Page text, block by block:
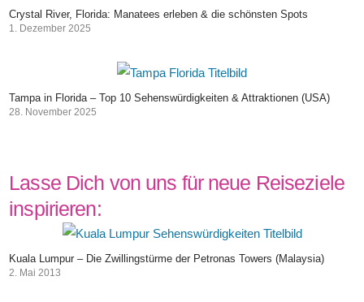
Crystal River, Florida: Manatees erleben & die schönsten Spots
1. Dezember 2025
Tampa in Florida – Top 10 Sehenswürdigkeiten & Attraktionen (USA)
28. November 2025
Lasse Dich von uns für neue Reiseziele
inspirieren:
Kuala Lumpur – Die Zwillingstürme der Petronas Towers (Malaysia)
2. Mai 2013